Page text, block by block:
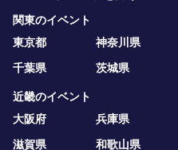
関東のイベント
東京都
神奈川県
千葉県
茨城県
近畿のイベント
大阪府
兵庫県
滋賀県
和歌山県